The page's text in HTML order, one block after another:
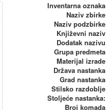
Inventarna oznaka
Naziv zbirke
Naziv podzbirke
Književni naziv
Dodatak nazivu
Grupa predmeta
Materijal izrade
Država nastanka
Grad nastanka
Stilsko razdoblje
Stoljeće nastanka:
Broj komada